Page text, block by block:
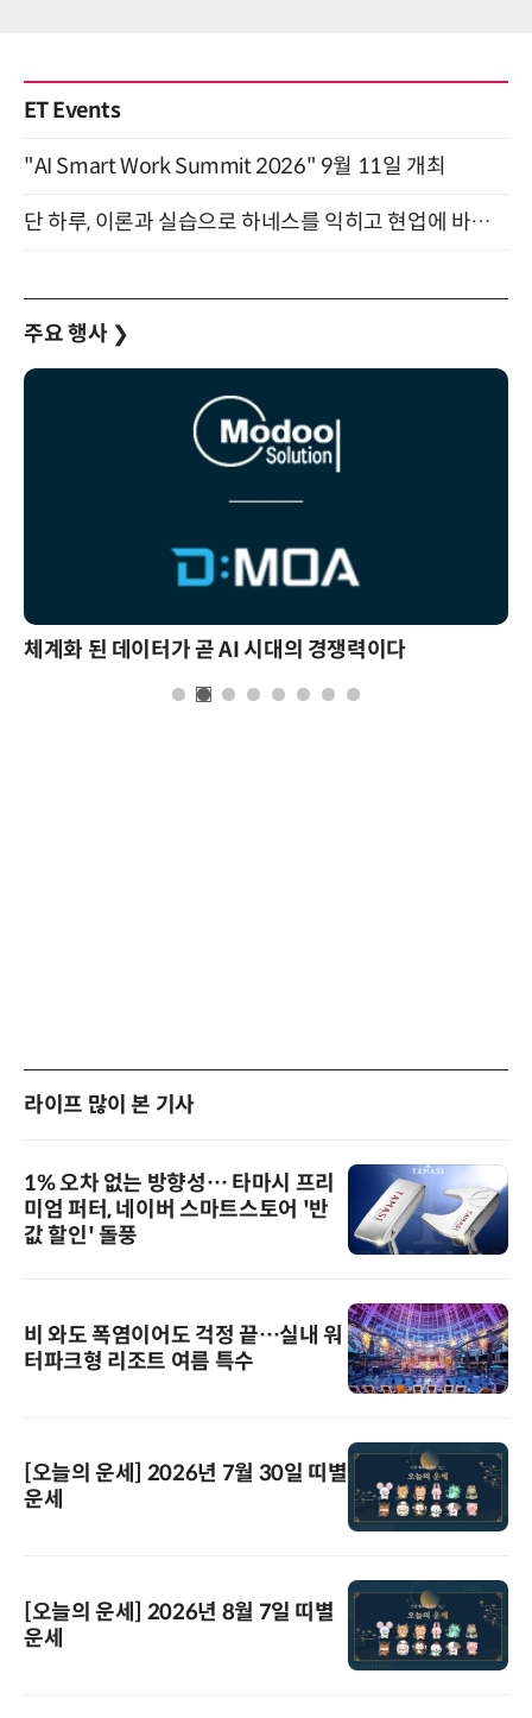
ET Events
"AI Smart Work Summit 2026" 9월 11일 개최
단 하루, 이론과 실습으로 하네스를 익히고 현업에 바로 쓰는 핸즈온 워크숍 (8/20)
주요 행사 ❯
체계화 된 데이터가 곧 AI 시대의 경쟁력이다
라이프 많이 본 기사
1% 오차 없는 방향성… 타마시 프리
미엄 퍼터, 네이버 스마트스토어 '반
값 할인' 돌풍
비 와도 폭염이어도 걱정 끝…실내 워
터파크형 리조트 여름 특수
[오늘의 운세] 2026년 7월 30일 띠별
운세
[오늘의 운세] 2026년 8월 7일 띠별
운세